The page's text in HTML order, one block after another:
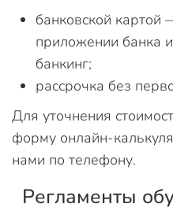
банковской картой
приложении банка
банкинг;
рассрочка без
Для уточнения
форму онлайн-
нами по телефону.
Регламенты